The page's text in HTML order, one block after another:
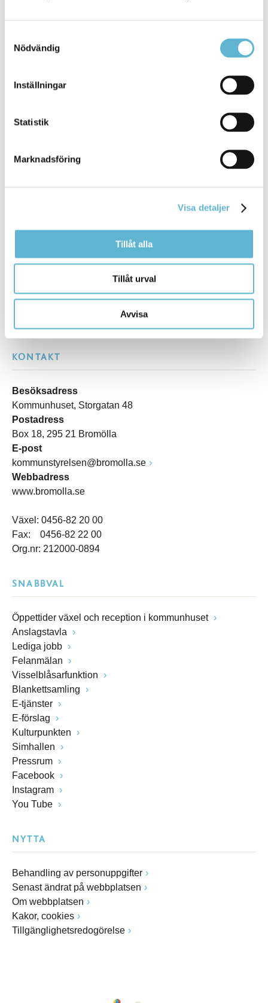
Nödvändig
Inställningar
Statistik
Marknadsföring
Visa detaljer
Tillåt alla
Tillåt urval
Avvisa
Turismstrateg
sara.widesjo@bromolla.se
Box 18, 291 25 Bromölla
Sidan senast uppdaterad:den 4 November 2020
KONTAKT
Besöksadress
Kommunhuset, Storgatan 48
Postadress
Box 18, 295 21 Bromölla
E-post
kommunstyrelsen@bromolla.se
Webbadress
www.bromolla.se
Växel: 0456-82 20 00
Fax: 0456-82 22 00
Org.nr: 212000-0894
SNABBVAL
Öppettider växel och reception i kommunhuset
Anslagstavla
Lediga jobb
Felanmälan
Visselblåsarfunktion
Blankettsamling
E-tjänster
E-förslag
Kulturpunkten
Simhallen
Pressrum
Facebook
Instagram
You Tube
NYTTA
Behandling av personuppgifter
Senast ändrat på webbplatsen
Om webbplatsen
Kakor, cookies
Tillgänglighetsredogörelse